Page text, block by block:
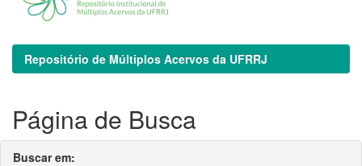
Repositório de Múltiplos Acervos da UFRRJ
Página de Busca
Buscar em: